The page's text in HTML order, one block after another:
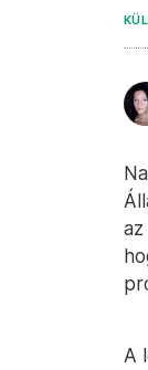
A